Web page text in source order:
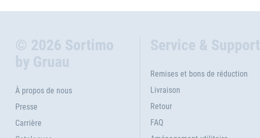
© 2026 Sortimo
by Gruau
À propos de nous
Presse
Carrière
Service & Support
Remises et bons de réduction
Livraison
Retour
FAQ